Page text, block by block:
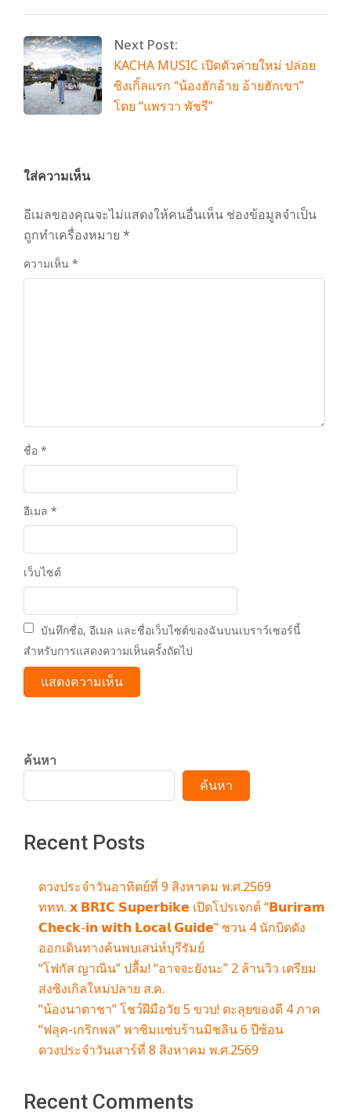
Next Post:
KACHA MUSIC เปิดตัวค่ายใหม่ ปล่อย
ซิงเกิ้ลแรก “น้องฮักอ้าย อ้ายฮักเขา”
โดย “แพรวา พัชรี”
ใส่ความเห็น
อีเมลของคุณจะไม่แสดงให้คนอื่นเห็น ช่องข้อมูลจำเป็น
ถูกทำเครื่องหมาย *
ความเห็น *
ชื่อ *
อีเมล *
เว็บไซต์
บันทึกชื่อ, อีเมล และชื่อเว็บไซต์ของฉันบนเบราว์เซอร์นี้
สำหรับการแสดงความเห็นครั้งถัดไป
ค้นหา
ค้นหา
Recent Posts
ดวงประจำวันอาทิตย์ที่ 9 สิงหาคม พ.ศ.2569
ททท. 𝘅 𝗕𝗥𝗜𝗖 𝗦𝘂𝗽𝗲𝗿𝗯𝗶𝗸𝗲 เปิดโปรเจกต์ “𝗕𝘂𝗿𝗶𝗿𝗮𝗺
𝗖𝗵𝗲𝗰𝗸-𝗶𝗻 𝘄𝗶𝘁𝗵 𝗟𝗼𝗰𝗮𝗹 𝗚𝘂𝗶𝗱𝗲” ชวน 4 นักบิดดัง
ออกเดินทางค้นพบเสน่ห์บุรีรัมย์
“โฟกัส ญาณิน” ปลื้ม! “อาจจะยังนะ” 2 ล้านวิว เตรียม
ส่งซิงเกิลใหม่ปลาย ส.ค.
“น้องนาตาชา” โชว์ฝีมือวัย 5 ขวบ! ตะลุยของดี 4 ภาค
“ฟลุค-เกริกพล” พาชิมแซ่บร้านมิชลิน 6 ปีซ้อน
ดวงประจำวันเสาร์ที่ 8 สิงหาคม พ.ศ.2569
Recent Comments